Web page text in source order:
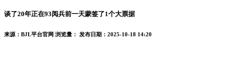
谈了20年正在93阅兵前一天蒙签了1个大票据
来源：BJL平台官网 浏览量： 发布日期：2025-10-18 14:20